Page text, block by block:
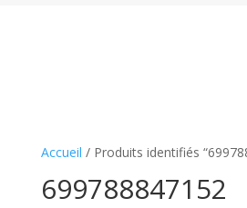
Accueil / Produits identifiés
699788847152